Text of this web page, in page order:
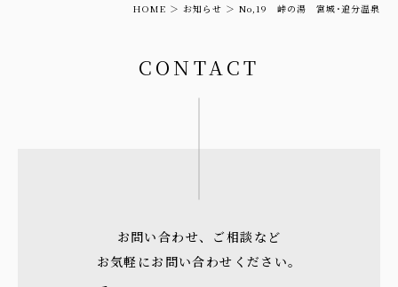
HOME お知らせ No,19 峠の湯 宮城･追分温泉
CONTACT
お問い合わせ、ご相談など
お気軽にお問い合わせください。